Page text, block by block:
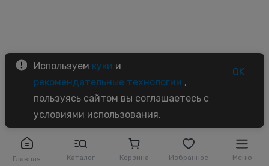
Главная Каталог Корзина Избранное Меню
Используем куки и
рекомендательные технологии ,
пользуясь сайтом вы соглашаетесь с
условиями использования.
OK